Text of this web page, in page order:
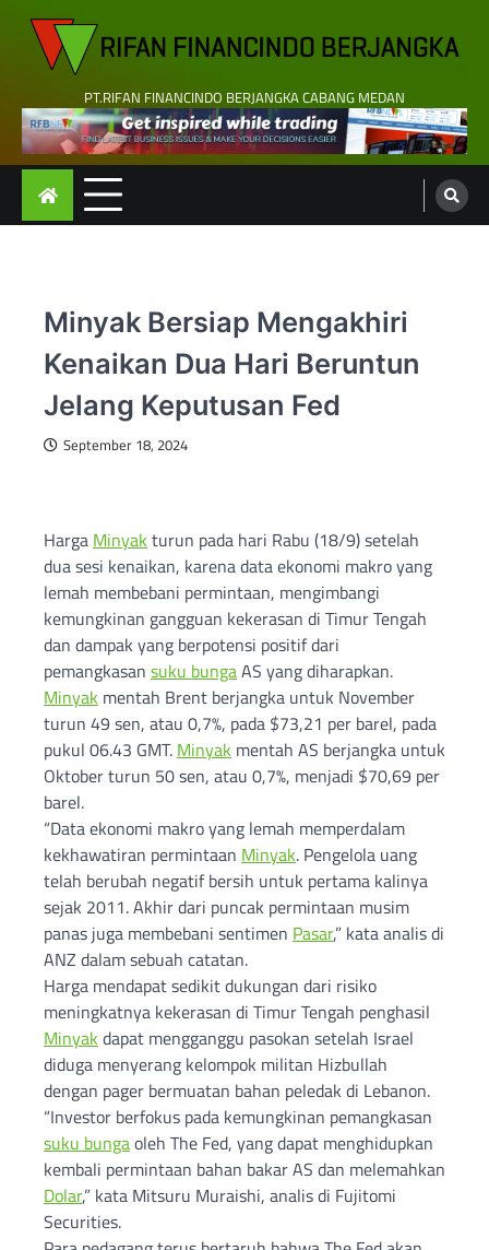
content
PT.RIFAN FINANCINDO BERJANGKA CABANG MEDAN
Minyak Bersiap Mengakhiri
Kenaikan Dua Hari Beruntun
Jelang Keputusan Fed
September 18, 2024
Harga Minyak turun pada hari Rabu (18/9) setelah
dua sesi kenaikan, karena data ekonomi makro yang
lemah membebani permintaan, mengimbangi
kemungkinan gangguan kekerasan di Timur Tengah
dan dampak yang berpotensi positif dari
pemangkasan suku bungaAS yang diharapkan.
Minyak mentah Brent berjangka untuk November
turun 49 sen, atau 0,7%, pada $73,21 per barel, pada
pukul 06.43 GMT. Minyak mentah AS berjangka untuk
Oktober turun 50 sen, atau 0,7%, menjadi $70,69 per
barel.
“Data ekonomi makro yang lemah memperdalam
kekhawatiran permintaan Minyak. Pengelola uang
telah berubah negatif bersih untuk pertama kalinya
sejak 2011. Akhir dari puncak permintaan musim
panas juga membebani sentimen Pasar,” kata analis di
ANZ dalam sebuah catatan.
Harga mendapat sedikit dukungan dari risiko
meningkatnya kekerasan di Timur Tengah penghasil
Minyak dapat mengganggu pasokan setelah Israel
diduga menyerang kelompok militan Hizbullah
dengan pager bermuatan bahan peledak di Lebanon.
“Investor berfokus pada kemungkinan pemangkasan
suku bungaoleh The Fed, yang dapat menghidupkan
kembali permintaan bahan bakar AS dan melemahkan
Dolar,” kata Mitsuru Muraishi, analis di Fujitomi
Securities.